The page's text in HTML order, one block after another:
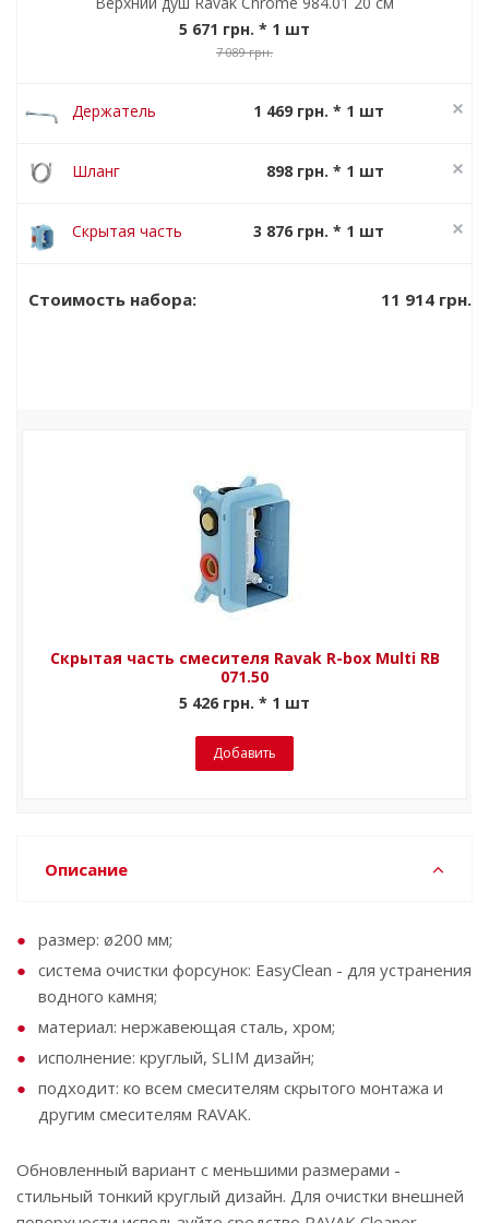
5 671 грн. * 1 шт
7 089 грн.
Держатель
Ravak 702.00
1 469 грн. * 1 шт
Шланг
Ravak 913.00
898 грн. * 1 шт
Скрытая часть
070.50
3 876 грн. * 1 шт
Стоимость набора: 11 914 грн.
Скрытая часть смесителя Ravak R-box Multi RB
071.50
5 426 грн. * 1 шт
Добавить
Описание
размер: ø200 мм;
система очистки форсунок: EasyClean - для устранения
водного камня;
материал: нержавеющая сталь, хром;
исполнение: круглый, SLIM дизайн;
подходит: ко всем смесителям скрытого монтажа и
другим смесителям RAVAK.
Обновленный вариант с меньшими размерами -
стильный тонкий круглый дизайн. Для очистки внешней